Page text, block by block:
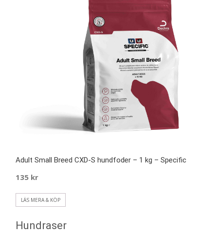
Adult Small Breed CXD-S hundfoder – 1 kg – Specific
135 kr
LÄS MERA & KÖP
Hundraser